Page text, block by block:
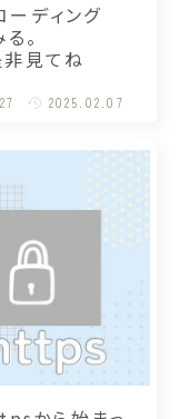
ディング
。
非見てね
2025.02.07